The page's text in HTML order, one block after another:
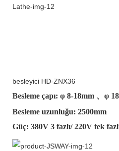
besleyici HD-ZNX36
Besleme çapı: φ 8-18mm 、φ
Besleme uzunluğu: 2500mm
Güç: 380V 3 fazlı/ 220V tek